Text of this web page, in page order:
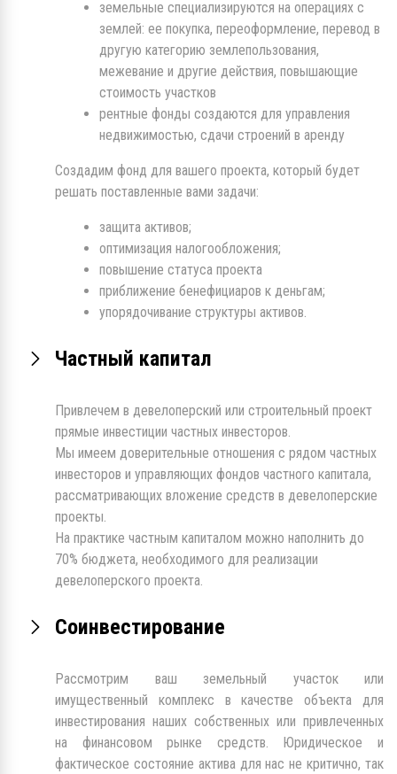
земельные специализируются на операциях с
землей: ее покупка, переоформление, перевод в
другую категорию землепользования,
межевание и другие действия, повышающие
стоимость участков
рентные фонды создаются для управления
недвижимостью, сдачи строений в аренду
Создадим фонд для вашего проекта, который будет
решать поставленные вами задачи:
защита активов;
оптимизация налогообложения;
повышение статуса проекта
приближение бенефициаров к деньгам;
упорядочивание структуры активов.
Частный капитал
Привлечем в девелоперский или строительный проект
прямые инвестиции частных инвесторов.
Мы имеем доверительные отношения с рядом частных
инвесторов и управляющих фондов частного капитала,
рассматривающих вложение средств в девелоперские
проекты.
На практике частным капиталом можно наполнить до
70% бюджета, необходимого для реализации
девелоперского проекта.
Соинвестирование
Рассмотрим ваш земельный участок или
имущественный комплекс в качестве объекта для
инвестирования наших собственных или привлеченных
на финансовом рынке средств. Юридическое и
фактическое состояние актива для нас не критично, так